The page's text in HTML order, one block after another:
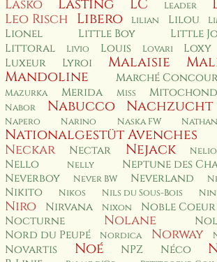
Lasko Lasting LC Leader
Leo Risch Libero Lilian Lilou
Lionel
Little Boy
Little
Littoral
Livio Louis Lovari Loxy
Luxeur Lyroi Malaisie
Mandoline Marché
Mazurka Merida Miss
Nabor Nabucco Nachzucht
Napero Narino Naska FW Nathan
Nationalgestüt Avenches
Neckar Nectar Nejack Nelio
Nello
Nelly Neptune des
Neverboy Never BW Neverland
Nikito
Nikos Nils du Sous-Bois
Niro Nirvana Nixon Noble Coeur
Nocturne Nolane
Nord du Peupé Nordica Norway
Novartis
Noé NPZ Néco